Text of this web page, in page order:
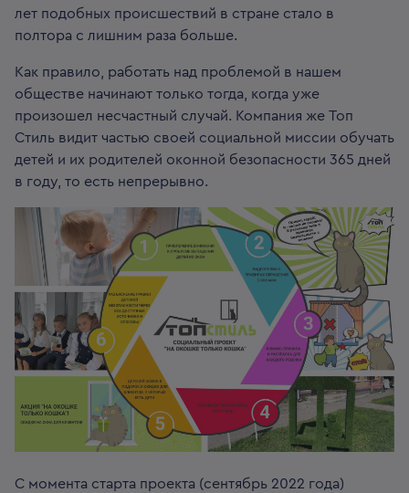
лет подобных происшествий в стране стало в
полтора с лишним раза больше.
Как правило, работать над проблемой в нашем
обществе начинают только тогда, когда уже
произошел несчастный случай. Компания же Топ
Стиль видит частью своей социальной миссии обучать
детей и их родителей оконной безопасности 365 дней
в году, то есть непрерывно.
С момента старта проекта (сентябрь 2022 года)